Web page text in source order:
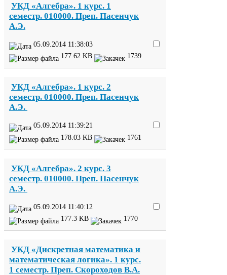
УКД «Алгебра». 1 курс. 1
семестр. 010000. Преп. Пасенчук
А.Э.
05 09 2014 11:38:03
177.62 KB 1739
УКД «Алгебра». 1 курс. 2
семестр. 010000. Преп. Пасенчук
А.Э.
05.09.2014 11:39:21
178 03 KB 1761
УКД «Алгебра». 2 курс. 3
семестр. 010000. Преп. Пасенчук
А.Э.
05 09 2014 11:40:12
177 3 KB 1770
УКД «Дискретная математика и
математическая логика». 1 курс.
1 семестр. Преп. Скороходов В.А.